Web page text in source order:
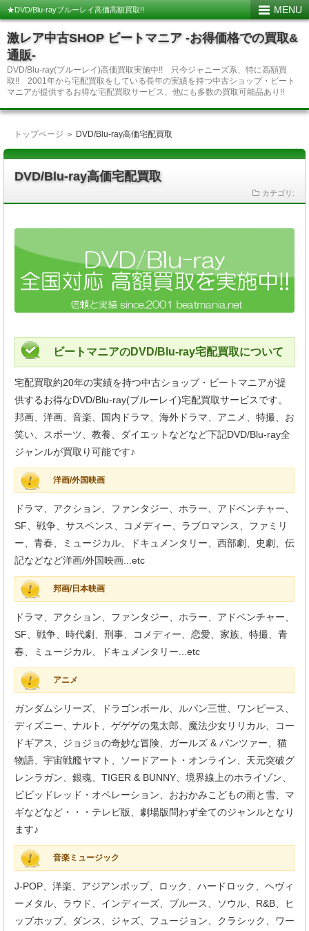
★DVD/Blu-rayブルーレイ高価高額買取!!
激レア中古SHOP ビートマニア -お得価格での買取&
通販-
DVD/Blu-ray(ブルーレイ)高価買取実施中!! 只今ジャニーズ系、特に高額買
取!! 2001年から宅配買取をしている長年の実績を持つ中古ショップ・ビート
マニアが提供するお得な宅配買取サービス、他にも多数の買取可能品あり!!
MENU
トップページ ＞ DVD/Blu-ray高価宅配買取
DVD/Blu-ray高価宅配買取
カテゴリ:
ビートマニアのDVD/Blu-ray宅配買取について
宅配買取約20年の実績を持つ中古ショップ・ビートマニアが提
供するお得なDVD/Blu-ray(ブルーレイ)宅配買取サービスです。
邦画、洋画、音楽、国内ドラマ、海外ドラマ、アニメ、特撮、お
笑い、スポーツ、教養、ダイエットなどなど下記DVD/Blu-ray全
ジャンルが買取り可能です♪
洋画/外国映画
ドラマ、アクション、ファンタジー、ホラー、アドベンチャー、
SF、戦争、サスペンス、コメディー、ラブロマンス、ファミリ
ー、青春、ミュージカル、ドキュメンタリー、西部劇、史劇、伝
記などなど洋画/外国映画...etc
邦画/日本映画
ドラマ、アクション、ファンタジー、ホラー、アドベンチャー、
SF、戦争、時代劇、刑事、コメディー、恋愛、家族、特撮、青
春、ミュージカル、ドキュメンタリー...etc
アニメ
ガンダムシリーズ、ドラゴンボール、ルパン三世、ワンピース、
ディズニー、ナルト、ゲゲゲの鬼太郎、魔法少女リリカル、コー
ドギアス、ジョジョの奇妙な冒険、ガールズ & パンツァー、猫
物語、宇宙戦艦ヤマト、ソードアート・オンライン、天元突破グ
レンラガン、銀魂、TIGER & BUNNY、境界線上のホライゾン、
ビビッドレッド・オペレーション、おおかみこどもの雨と雪、マ
ギなどなど・・・テレビ版、劇場版問わず全てのジャンルとなり
ます♪
音楽ミュージック
J-POP、洋楽、アジアンポップ、ロック、ハードロック、ヘヴィ
ーメタル、ラウド、インディーズ、ブルース、ソウル、R&B、ヒ
ップホップ、ダンス、ジャズ、フュージョン、クラシック、ワー